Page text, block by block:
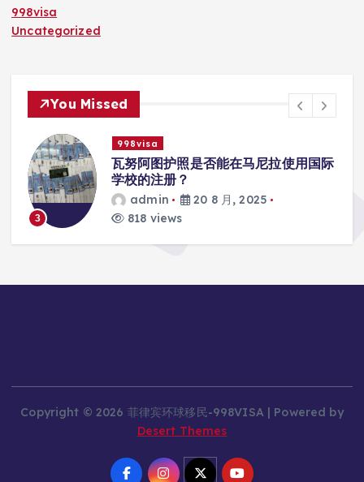
998visa
Uncategorized
You Missed
3
998visa
瓦努阿图护照是否能在马尼拉使用国际
学校的注册？
admin
20 8 月, 2025
818 views
Copyright © 2026 菲律宾环球移民-998VISA | Powered by
Desert Themes